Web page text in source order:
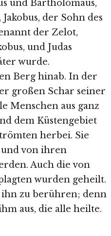
und Bartholomäus,
der Sohn des
der Zelot,
und Judas
wurde.
Berg hinab. In der
großen Schar seiner
Menschen aus ganz
dem Küstengebiet
herbei. Sie
von ihren
Auch die von
wurden geheilt.
zu berühren; denn
aus, die alle heilte.